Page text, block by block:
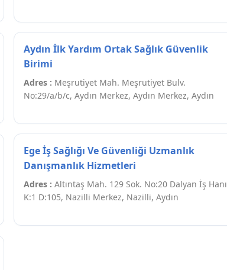
Aydın İlk Yardım Ortak Sağlık Güvenlik
Birimi
Adres : Meşrutiyet Mah. Meşrutiyet Bulv.
No:29/a/b/c, Aydın Merkez, Aydın Merkez, Aydın
Ege İş Sağlığı Ve Güvenliği Uzmanlık
Danışmanlık Hizmetleri
Adres : Altıntaş Mah. 129 Sok. No:20 Dalyan İş Hanı
K:1 D:105, Nazilli Merkez, Nazilli, Aydın